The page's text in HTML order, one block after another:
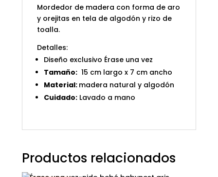
Mordedor de madera con forma de aro
y orejitas en tela de algodón y rizo de
toalla.
Detalles:
Diseño exclusivo Érase una vez
Tamaño:15 cm largo x 7 cm ancho
Material: madera natural y algodón
Cuidado:Lavado a mano
Productos relacionados